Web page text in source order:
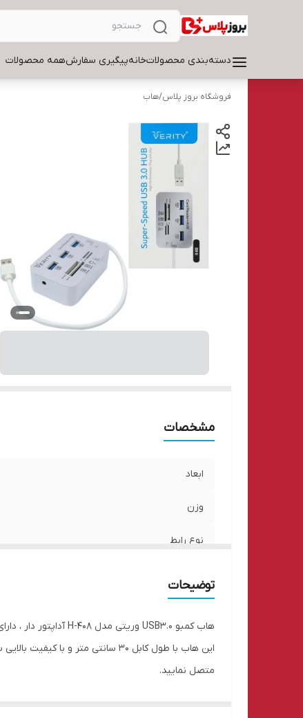
دسته‌بندی محصولاتخانهپیگیری سفارشهمه محصولات
فروشگاه بروز پلاس/هاب
مشخصات
ابعاد
وزن
نوع رابط
توضیحات
متصل نمایید.